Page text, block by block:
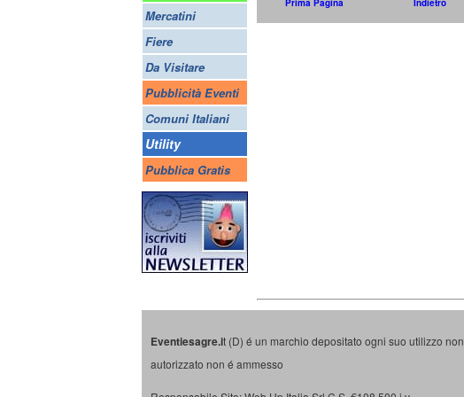
Mercatini
Fiere
Da Visitare
Pubblicità Eventi
Comuni Italiani
Utility
Pubblica Gratis
Prima Pagina Indietro
Eventiesagre.it (D) é un marchio depositato ogni suo utilizzo non
autorizzato non é ammesso